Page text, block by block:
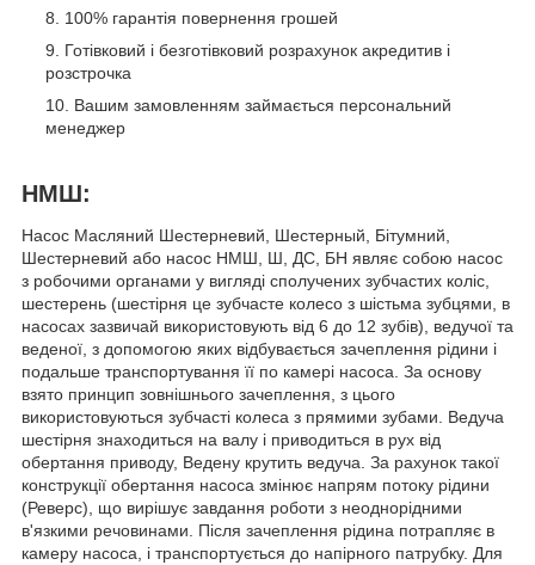
100% гарантія повернення грошей
Готівковий і безготівковий розрахунок акредитив і
розстрочка
Вашим замовленням займається персональний
менеджер
НМШ:
Насос Масляний Шестерневий, Шестерный, Бітумний,
Шестерневий або насос НМШ, Ш, ДС, БН являє собою насос
з робочими органами у вигляді сполучених зубчастих коліс,
шестерень (шестірня це зубчасте колесо з шістьма зубцями, в
насосах зазвичай використовують від 6 до 12 зубів), ведучої та
веденої, з допомогою яких відбувається зачеплення рідини і
подальше транспортування її по камері насоса. За основу
взято принцип зовнішнього зачеплення, з цього
використовуються зубчасті колеса з прямими зубами. Ведуча
шестірня знаходиться на валу і приводиться в рух від
обертання приводу, Ведену крутить ведуча. За рахунок такої
конструкції обертання насоса змінює напрям потоку рідини
(Реверс), що вирішує завдання роботи з неоднорідними
в'язкими речовинами. Після зачеплення рідина потрапляє в
камеру насоса, і транспортується до напірного патрубку. Для